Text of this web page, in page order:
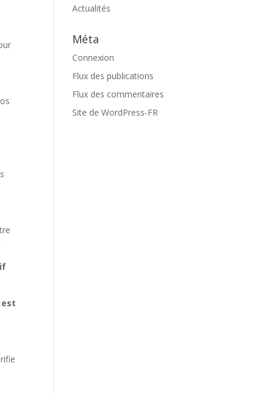
Actualités
Méta
Connexion
Flux des publications
Flux des commentaires
Site de WordPress-FR